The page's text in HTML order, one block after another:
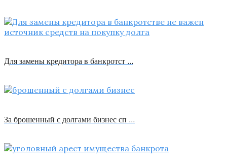
Для замены кредитора в банкротст …
За брошенный с долгами бизнес сп …